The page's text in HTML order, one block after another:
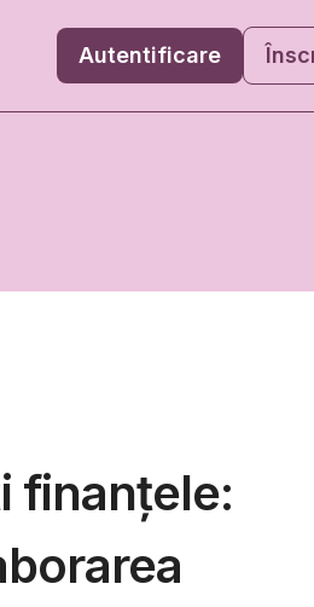
Autentificare
finanțele: